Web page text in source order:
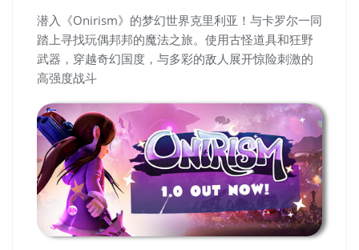
潜入《Onirism》的梦幻世界克里利亚！与卡罗尔一同
踏上寻找玩偶邦邦的魔法之旅。使用古怪道具和狂野
武器，穿越奇幻国度，与多彩的敌人展开惊险刺激的
高强度战斗